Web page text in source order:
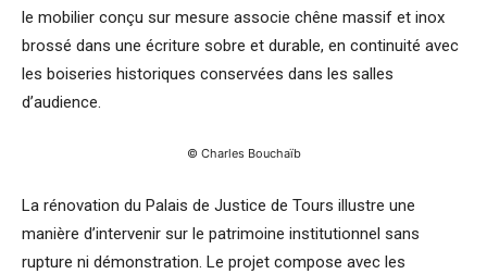
le mobilier conçu sur mesure associe chêne massif et inox
brossé dans une écriture sobre et durable, en continuité avec
les boiseries historiques conservées dans les salles
d’audience.
© Charles Bouchaïb
La rénovation du Palais de Justice de Tours illustre une
manière d’intervenir sur le patrimoine institutionnel sans
rupture ni démonstration. Le projet compose avec les